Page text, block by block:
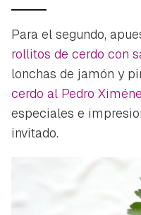
Para el segundo,
rollitos de cerdo con
lonchas de jamón y
cerdo al Pedro
especiales e
invitado.